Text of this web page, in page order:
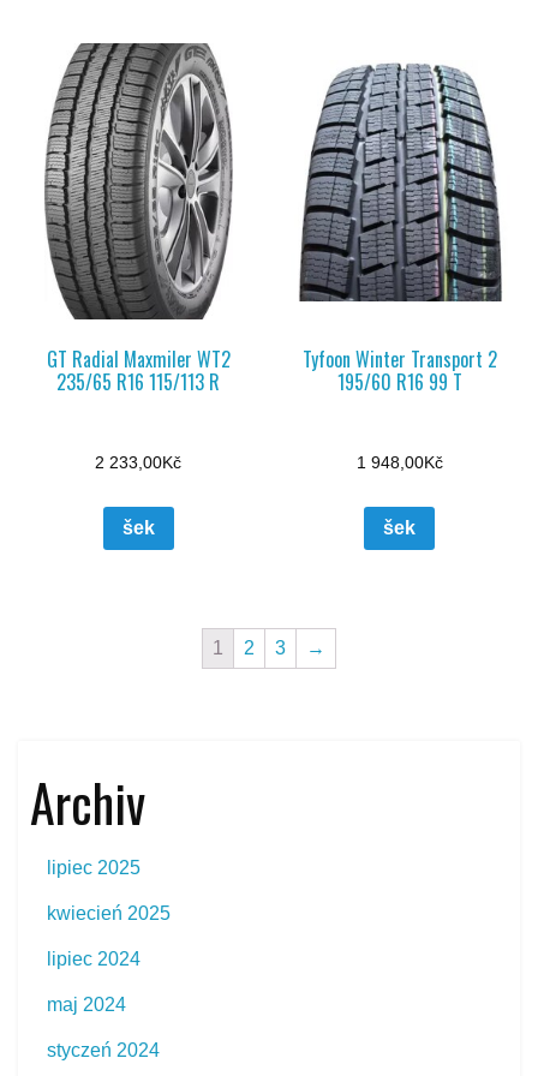
GT Radial Maxmiler WT2
235/65 R16 115/113 R
2 233,00Kč
šek
Tyfoon Winter Transport 2
195/60 R16 99 T
1 948,00Kč
šek
1 2 3 →
Archiv
lipiec 2025
kwiecień 2025
lipiec 2024
maj 2024
styczeń 2024